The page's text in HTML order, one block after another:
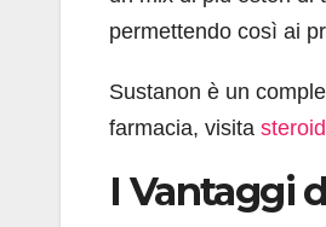
permettendo così ai
Sustanon è un
farmacia, visita
I Vantaggi